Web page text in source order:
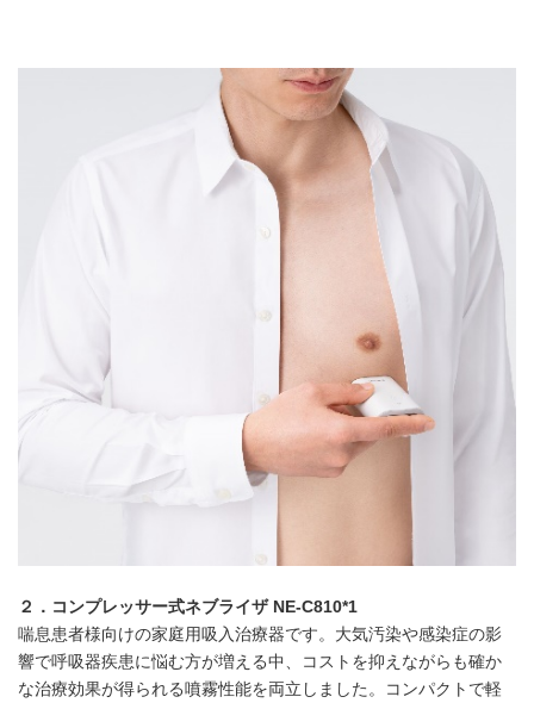
２． コンプレッサー式ネブライザ NE-C810*1
喘息患者様向けの家庭用吸入治療器です。大気汚染や感染症の影
響で呼吸器疾患に悩む方が増える中、コストを抑えながらも確か
な治療効果が得られる噴霧性能を両立しました。コンパクトで軽